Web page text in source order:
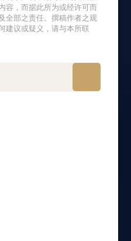
容，而据此所为或经许可而
全部之责任。撰稿作者之观
建议或疑义，请与本所联